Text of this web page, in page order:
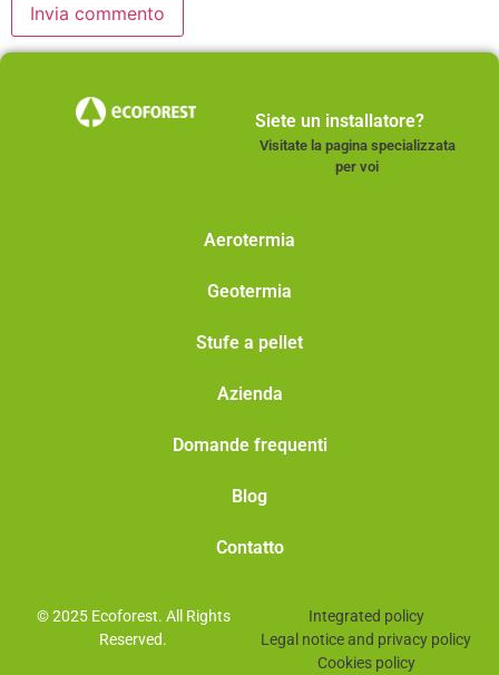
Siete un installatore?
Visitate la pagina specializzata
per voi
Aerotermia
Geotermia
Stufe a pellet
Azienda
Domande frequenti
Blog
Contatto
© 2025 Ecoforest. All Rights
Reserved.
Integrated policy
Legal notice and privacy policy
Cookies policy